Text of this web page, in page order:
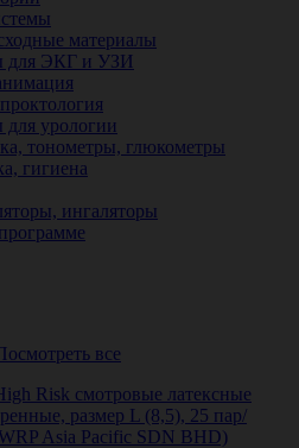
материалы
для ЭКГ и УЗИ
для урологии
тонометры, глюкометры
гигиена
ингаляторы
все
Risk смотровые латексные
размер L (8,5), 25 пар/
Asia Pacific SDN BHD)